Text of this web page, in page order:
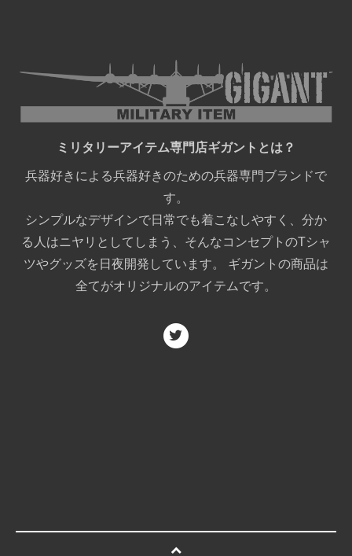
ミリタリーアイテム専門店ギガントとは？
兵器好きによる兵器好きのための兵器専門ブランドで
す。
シンプルなデザインで日常でも着こなしやすく、分か
る人はニヤリとしてしまう、そんなコンセプトのTシャ
ツやグッズを日夜開発しています。 ギガントの商品は
全てがオリジナルのアイテムです。